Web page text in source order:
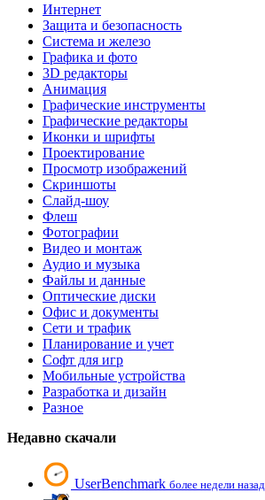
Интернет
Защита и безопасность
Система и железо
Графика и фото
3D редакторы
Анимация
Графические инструменты
Графические редакторы
Иконки и шрифты
Проектирование
Просмотр изображений
Скриншоты
Слайд-шоу
Флеш
Фотографии
Видео и монтаж
Аудио и музыка
Файлы и данные
Оптические диски
Офис и документы
Сети и трафик
Планирование и учет
Софт для игр
Мобильные устройства
Разработка и дизайн
Разное
Недавно скачали
UserBenchmark более недели назад